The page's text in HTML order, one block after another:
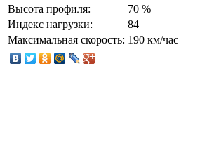
Высота профиля:
70 %
Индекс нагрузки:
84
Максимальная скорость: 190 км/час